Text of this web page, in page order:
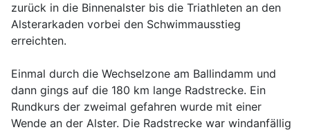
zurück in die Binnenalster bis die Triathleten an den
Alsterarkaden vorbei den Schwimmausstieg
erreichten.
Einmal durch die Wechselzone am Ballindamm und
dann gings auf die 180 km lange Radstrecke. Ein
Rundkurs der zweimal gefahren wurde mit einer
Wende an der Alster. Die Radstrecke war windanfällig